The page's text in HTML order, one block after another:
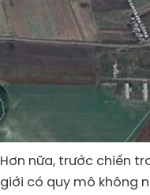
Hơn nữa, trước chiến
giới có quy mô không